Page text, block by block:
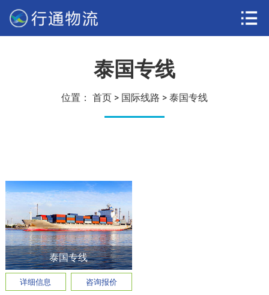
泰国专线
位置： 首页 > 国际线路 > 泰国专线
泰国专线
详细信息 咨询报价